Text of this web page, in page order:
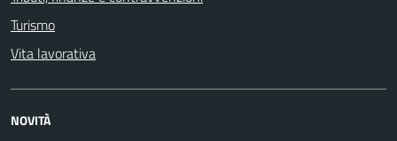
Turismo
Vita lavorativa
NOVITÀ